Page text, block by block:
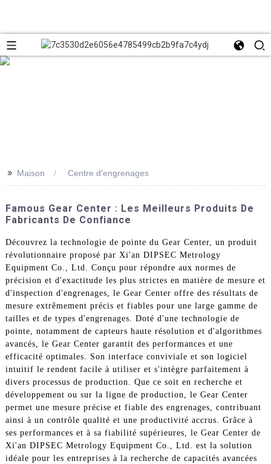
>> Maison Centre d'engrenages
Famous Gear Center : Les Meilleurs Produits De
Fabricants De Confiance
Découvrez la technologie de pointe du Gear Center, un produit
révolutionnaire proposé par Xi'an DIPSEC Metrology
Equipment Co., Ltd. Conçu pour répondre aux normes de
précision et d'exactitude les plus strictes en matière de mesure et
d'inspection d'engrenages, le Gear Center offre des résultats de
mesure extrêmement précis et fiables pour une large gamme de
tailles et de types d'engrenages. Doté d'une technologie de
pointe, notamment de capteurs haute résolution et d'algorithmes
avancés, le Gear Center garantit des performances et une
efficacité optimales. Son interface conviviale et son logiciel
intuitif le rendent facile à utiliser et s'intègre parfaitement à
divers processus de production. Que ce soit en recherche et
développement ou sur la ligne de production, le Gear Center
permet une mesure précise et fiable des engrenages, contribuant
ainsi à un contrôle qualité et une productivité accrus. Grâce à
ses performances et à sa fiabilité supérieures, le Gear Center de
Xi'an DIPSEC Metrology Equipment Co., Ltd. est la solution
idéale pour les entreprises à la recherche de capacités avancées